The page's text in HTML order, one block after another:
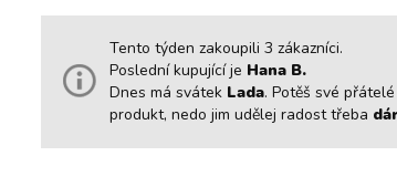
Tento týden zakoupili 3 zákazníci.
Poslední kupující je Hana B.
Dnes má svátek Lada. Potěš své
produkt, nedo jim udělej radost třeba